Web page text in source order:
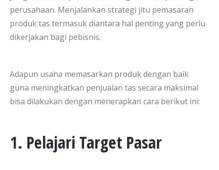
perusahaan. Menjalankan strategi jitu pemasaran
produk tas termasuk diantara hal penting yang perlu
dikerjakan bagi pebisnis.
Adapun usaha memasarkan produk dengan baik
guna meningkatkan penjualan tas secara maksimal
bisa dilakukan dengan menerapkan cara berikut ini:
1. Pelajari Target Pasar